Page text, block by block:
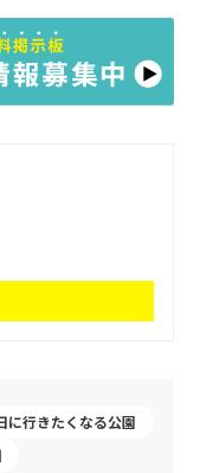
に行きたくなる公園